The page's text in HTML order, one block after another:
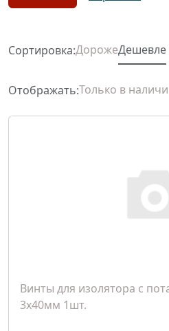
Сортировка:ДорожеДешевле
Отображать:Только в
Винты для изолятора с
3х40мм 1шт.